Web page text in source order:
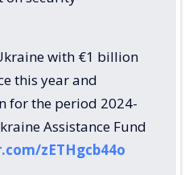
with €1 billion
this year and
for the period 2024-
Assistance Fund
zETHgcb44o